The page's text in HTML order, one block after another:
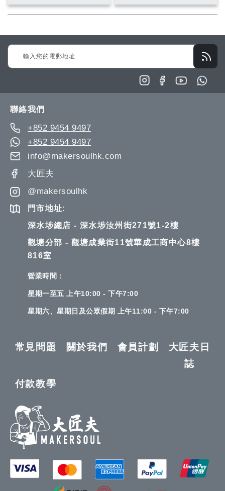
入 入 入 入
Sign
Up
聯絡我們
+852 9454 9497
+852 9454 9497
info@makersoulhk.com
大匠夫
@makersoulhk
門市地址:
深水埗總店 - 深水埗汝州街271號1-2樓
觀塘分部 - 觀塘成業街11號華成工商中心8樓
816室
營業時間：
星期一至五 上午10:00 - 下午7:00
星期六、星期日及公眾假期 上午11:00 - 下午7:00
常見問題 關於我們 會員計劃
大匠夫日
誌
付款教學